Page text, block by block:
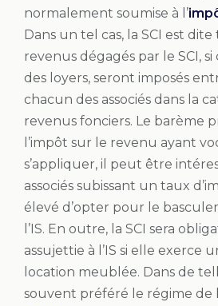
normalement soumise à l’
Dans un tel cas, la SCI est
revenus dégagés par le SCI,
des loyers, seront imposés
chacun des associés dans la
revenus fonciers. Le barème
l’impôt sur le revenu ayant
s’appliquer, il peut être
associés subissant un taux
élevé d’opter pour le
l’IS. En outre, la SCI sera
assujettie à l’IS si elle exerce
location meublée. Dans de
souvent préféré le régime de